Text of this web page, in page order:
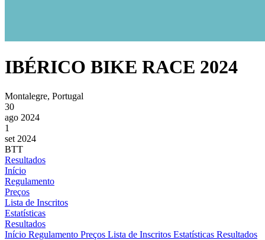
IBÉRICO BIKE RACE 2024
Montalegre, Portugal
30
ago 2024
1
set 2024
BTT
Resultados
Início
Regulamento
Preços
Lista de Inscritos
Estatísticas
Resultados
Início Regulamento Preços Lista de Inscritos Estatísticas Resultados